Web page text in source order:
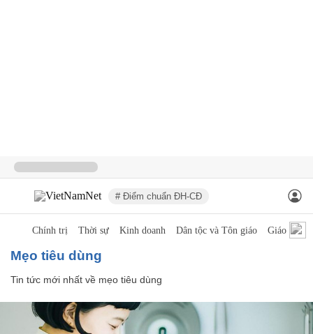
# Điểm chuẩn ĐH-CĐ
Chính trị Thời sự Kinh doanh Dân tộc và Tôn giáo Giáo dục
mẹo tiêu dùng
Tin tức mới nhất về mẹo tiêu dùng